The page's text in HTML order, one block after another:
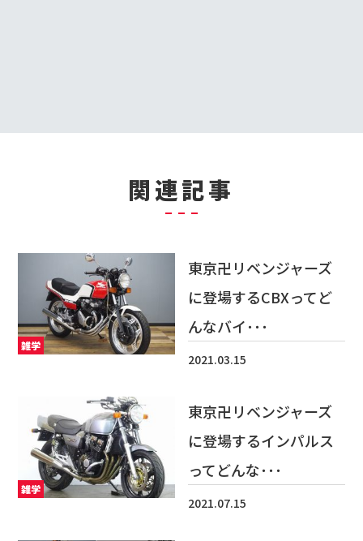
関連記事
雑学
東京卍リベンジャーズ
に登場するCBXってど
んなバイ･･･
2021.03.15
雑学
東京卍リベンジャーズ
に登場するインパルス
ってどんな･･･
2021.07.15